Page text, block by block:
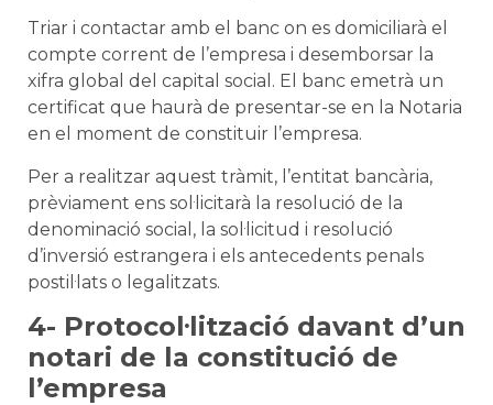
Triar i contactar amb el banc on es domiciliarà el
compte corrent de l’empresa i desemborsar la
xifra global del capital social. El banc emetrà un
certificat que haurà de presentar-se en la Notaria
en el moment de constituir l’empresa.
Per a realitzar aquest tràmit, l’entitat bancària,
prèviament ens sol·licitarà la resolució de la
denominació social, la sol·licitud i resolució
d’inversió estrangera i els antecedents penals
postil·lats o legalitzats.
4- Protocol·lització davant d’un
notari de la constitució de
l’empresa